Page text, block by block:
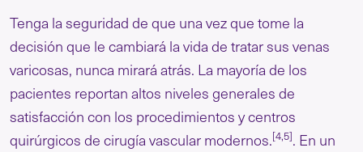
Tenga la seguridad de que una vez que tome la
decisión que le cambiará la vida de tratar sus venas
varicosas, nunca mirará atrás. La mayoría de los
pacientes reportan altos niveles generales de
satisfacción con los procedimientos y centros
quirúrgicos de cirugía vascular modernos.[4,5]. En un